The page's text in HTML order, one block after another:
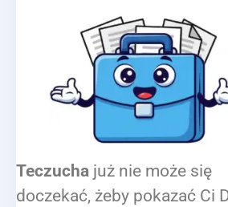
Teczucha już nie może się
doczekać, żeby pokazać Ci